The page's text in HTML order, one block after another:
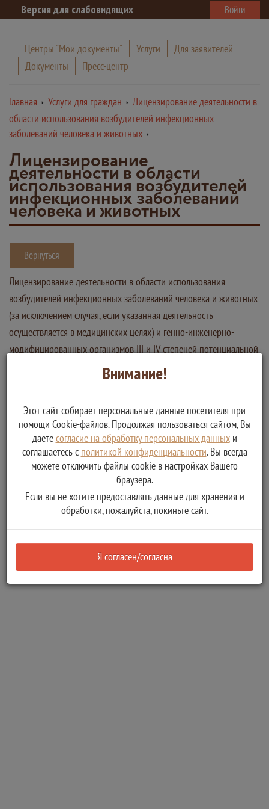
Версия для слабовидящих Войти
Центры "Мои документы" Услуги
Для заявителей
Документы
Пресс-центр
Главная Услуги для граждан
Лицензирование деятельности в
области использования возбудителей инфекционных
заболеваний человека и животных
Лицензирование
деятельности в области
использования возбудителей
инфекционных заболеваний
человека и животных
Вернуться
Лицензирование деятельности в области использования
возбудителей инфекционных заболеваний человека и животных
(за исключением случая, если указанная деятельность
осуществляется в медицинских целях) и генно-инженерно-
модифицированных организмов III и IV степеней потенциальной
опасности, осуществляемой в замкнутых системах.
Федеральная служба по надзору в сфере защиты прав
потребителей и благополучия человека
Внимание!
Этот сайт собирает персональные данные посетителя при
помощи Cookie-файлов. Продолжая пользоваться сайтом, Вы
даетесогласие на обработку персональных данныхи
соглашаетесь с политикой конфиденциальности. Вы всегда
можете отключить файлы cookie в настройках Вашего
браузера.
Если вы не хотите предоставлять данные для хранения и
обработки, пожалуйста, покиньте сайт.
Я согласен/согласна